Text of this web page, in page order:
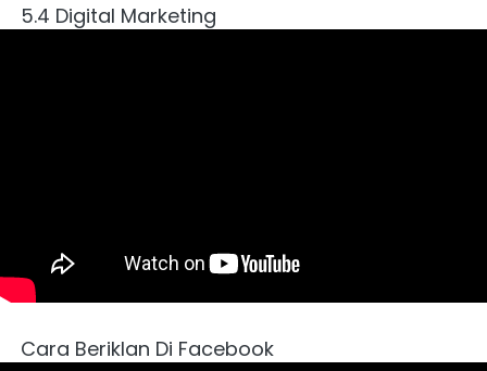
5.4 Digital Marketing
Cara Beriklan Di Facebook